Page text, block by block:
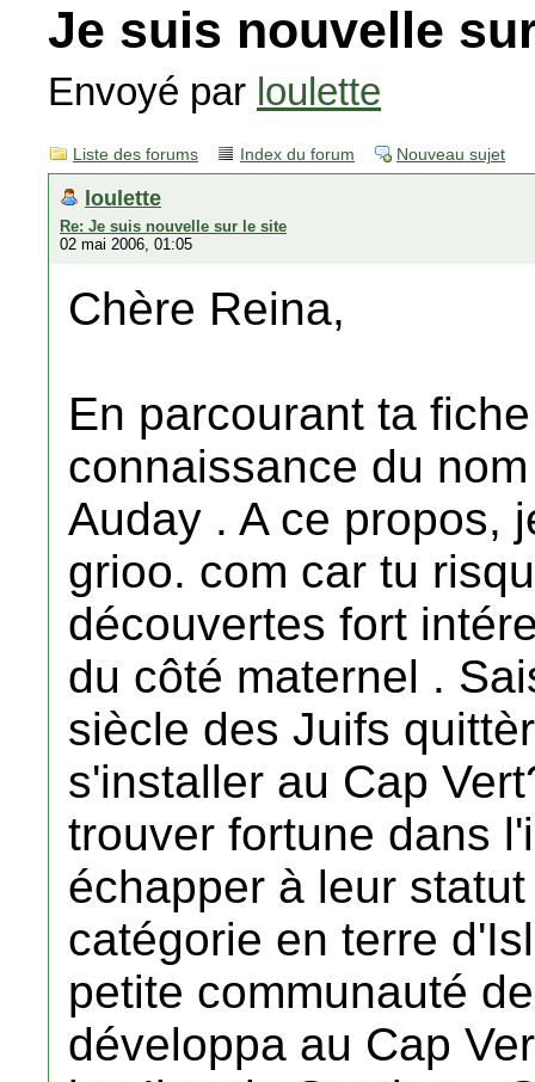
Je suis nouvelle
Envoyé par loulette
Liste des forums Index du forum Nouveau sujet
loulette
Re: Je suis nouvelle sur le site
02 mai 2006, 01:05
Chère Reina,
En parcourant ta
connaissance du
Auday . A ce propos,
grioo. com car tu
découvertes fort
du côté maternel .
siècle des Juifs
s'installer au Cap
trouver fortune dans
échapper à leur
catégorie en terre
petite communauté
développa au Cap